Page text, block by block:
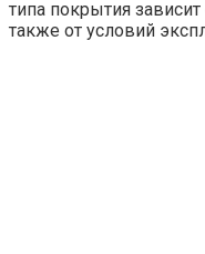
типа покрытия зависит
также от условий